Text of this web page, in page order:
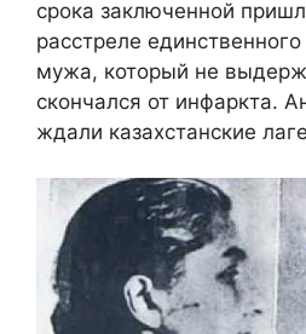
срока заключенной
расстреле
мужа, который не
скончался от инфаркта.
ждали казахстанские